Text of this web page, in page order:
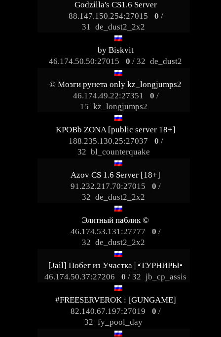
Godzilla's CS1.6 Server
88.147.150.254:27015
0 /
31 de_dust2_2x2
by Biskvit
46.174.50.50:27015
0 / 32 de_dust2
© Мозги рунета only kz_longjumps2
46.174.49.22:27351
0 /
15 kz_longjumps2
KPOBb ZONA [public server 18+]
188.235.130.25:27037
0 /
32 bl_counterquake
Azov CS 1.6 Server [18+]
91.232.217.70:27015
0 /
32 de_dust2_2x2
Элитный паблик ©
46.174.53.131:27777
0 /
32 de_dust2_2x2
[Jail] Побег из Участка | •ТУРНИРЫ•
46.174.50.37:27206
0 / 32 jb_cp_assis
#FREESERVEROK : [GUNGAME]
82.140.67.197:27019
0 /
32 fy_pool_day